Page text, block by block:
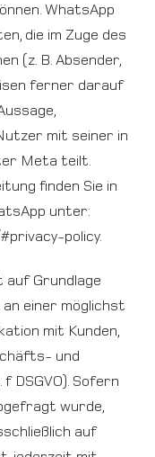
WhatsApp
die im Zuge des
(z. B. Absender,
ferner darauf
mit seiner in
Meta teilt.
finden Sie in
unter:
policy.
auf Grundlage
einer möglichst
mit Kunden,
und
DSGVO). Sofern
wurde,
auf